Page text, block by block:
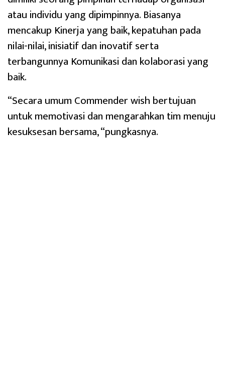
atau individu yang dipimpinnya. Biasanya
mencakup Kinerja yang baik, kepatuhan pada
nilai-nilai, inisiatif dan inovatif serta
terbangunnya Komunikasi dan kolaborasi yang
baik.
“Secara umum Commender wish bertujuan
untuk memotivasi dan mengarahkan tim menuju
kesuksesan bersama, “pungkasnya.